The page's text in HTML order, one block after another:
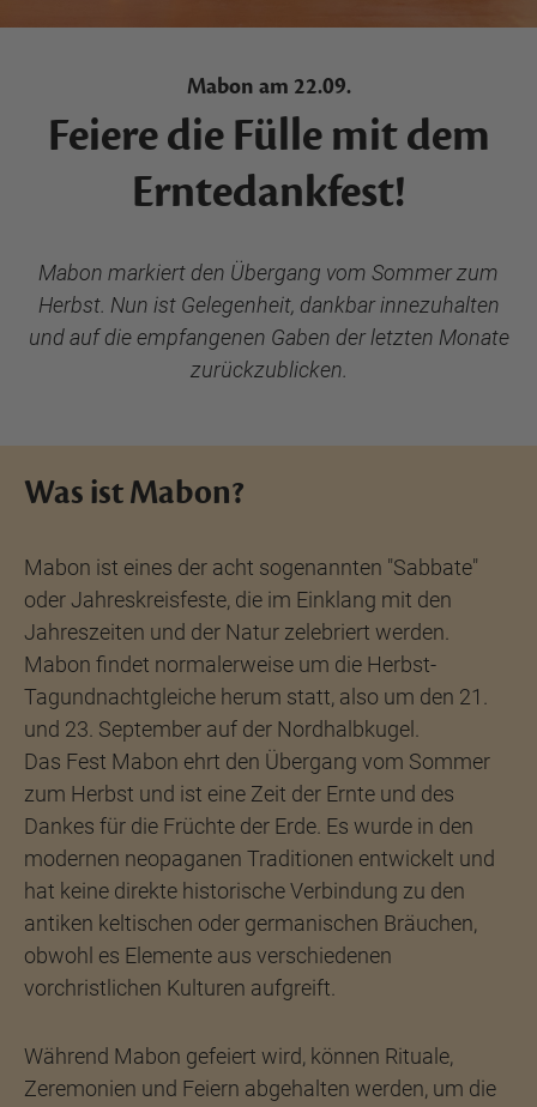
Mabon am 22.09.
Feiere die Fülle mit dem
Erntedankfest!
Mabon markiert den Übergang vom Sommer zum
Herbst. Nun ist Gelegenheit, dankbar innezuhalten
und auf die empfangenen Gaben der letzten Monate
zurückzublicken.
Was ist Mabon?
Mabon ist eines der acht sogenannten "Sabbate"
oder Jahreskreisfeste, die im Einklang mit den
Jahreszeiten und der Natur zelebriert werden.
Mabon findet normalerweise um die Herbst-
Tagundnachtgleiche herum statt, also um den 21.
und 23. September auf der Nordhalbkugel.
Das Fest Mabon ehrt den Übergang vom Sommer
zum Herbst und ist eine Zeit der Ernte und des
Dankes für die Früchte der Erde. Es wurde in den
modernen neopaganen Traditionen entwickelt und
hat keine direkte historische Verbindung zu den
antiken keltischen oder germanischen Bräuchen,
obwohl es Elemente aus verschiedenen
vorchristlichen Kulturen aufgreift.
Während Mabon gefeiert wird, können Rituale,
Zeremonien und Feiern abgehalten werden, um die